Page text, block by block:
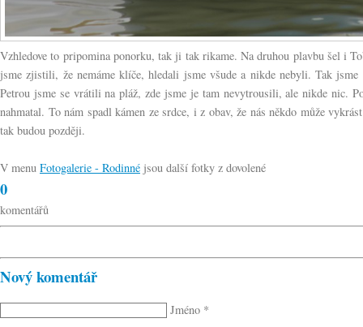
Vzhledove to pripomina ponorku, tak ji tak rikame. Na druhou plavbu šel i
jsme zjistili, že nemáme klíče, hledali jsme všude a nikde nebyli. Tak
Petrou jsme se vrátili na pláž, zde jsme je tam nevytrousili, ale nikde nic.
nahmatal. To nám spadl kámen ze srdce, i z obav, že nás někdo může
tak budou později.
V menu Fotogalerie - Rodinné jsou další fotky z dovolené
0
komentářů
Nový komentář
Jméno *